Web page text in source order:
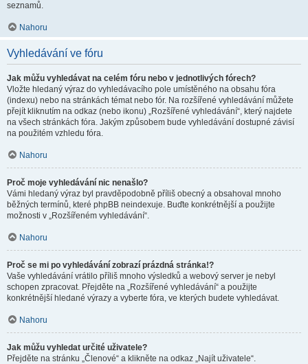
seznamů.
Nahoru
Vyhledávání ve fóru
Jak můžu vyhledávat na celém fóru nebo v jednotlivých fórech?
Vložte hledaný výraz do vyhledávacího pole umístěného na obsahu fóra
(indexu) nebo na stránkách témat nebo fór. Na rozšířené vyhledávání můžete
přejít kliknutím na odkaz (nebo ikonu) „Rozšířené vyhledávání“, který najdete
na všech stránkách fóra. Jakým způsobem bude vyhledávání dostupné závisí
na použitém vzhledu fóra.
Nahoru
Proč moje vyhledávání nic nenašlo?
Vámi hledaný výraz byl pravděpodobně příliš obecný a obsahoval mnoho
běžných termínů, které phpBB neindexuje. Buďte konkrétnější a použijte
možnosti v „Rozšířeném vyhledávání“.
Nahoru
Proč se mi po vyhledávání zobrazí prázdná stránka!?
Vaše vyhledávání vrátilo příliš mnoho výsledků a webový server je nebyl
schopen zpracovat. Přejděte na „Rozšířené vyhledávání“ a použijte
konkrétnější hledané výrazy a vyberte fóra, ve kterých budete vyhledávat.
Nahoru
Jak můžu vyhledat určité uživatele?
Přejděte na stránku „Členové“ a klikněte na odkaz „Najít uživatele“.